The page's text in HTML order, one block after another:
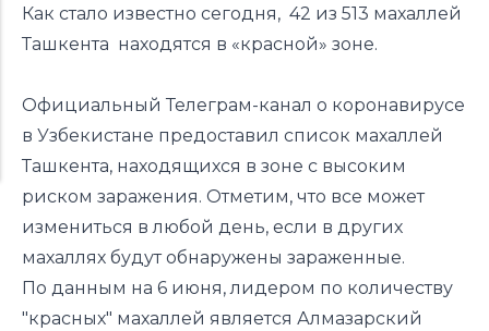
Как стало известно сегодня, 42 из 513 махаллей
Ташкента находятся в «красной» зоне.
Официальный Телеграм-канал о коронавирусе
в Узбекистане предоставил список махаллей
Ташкента, находящихся в зоне с высоким
риском заражения. Отметим, что все может
измениться в любой день, если в других
махаллях будут обнаружены зараженные.
По данным на 6 июня, лидером по количеству
"красных" махаллей является Алмазарский